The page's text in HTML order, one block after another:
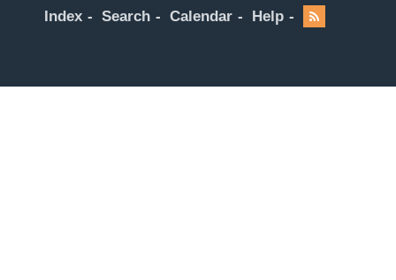
Index Search Calendar Help